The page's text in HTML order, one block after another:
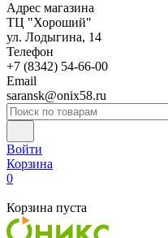
Адрес магазина
ТЦ "Хороший"
ул. Лодыгина, 14
Телефон
+7 (8342) 54-66-00
Email
saransk@onix58.ru
Войти
Корзина
0
Корзина пуста